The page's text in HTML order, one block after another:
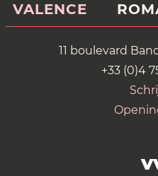
VALENCE
11 boulevard
+33 (0)4